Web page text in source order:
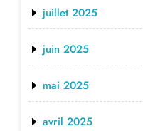
juillet 2025
juin 2025
mai 2025
avril 2025